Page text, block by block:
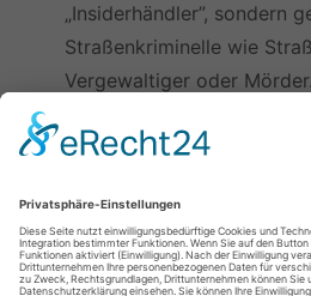
„Insiderhändler”, sondern
Straßenkriminelle wie
Vergewaltiger oder
Strafen verhängen dürfen,
Fehler begeht.
Die Straßen
loswerden. Noch einmal: